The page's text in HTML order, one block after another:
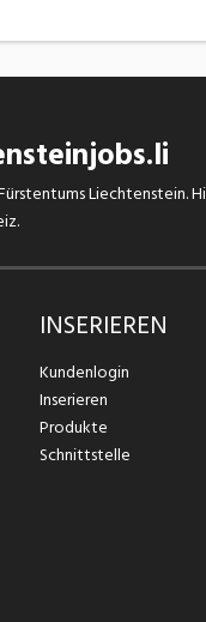
Liechtenstein.
INSERIEREN
Kundenlogin
Inserieren
Produkte
Schnittstelle